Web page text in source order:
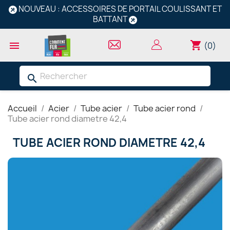
NOUVEAU : ACCESSOIRES DE PORTAIL COULISSANT ET
BATTANT
 shopping_cart (0)
search
Accueil Acier Tube acier
Tube acier rond
Tube acier rond diametre 42,4
TUBE ACIER ROND DIAMETRE 42,4